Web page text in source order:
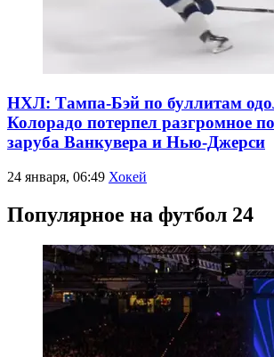
НХЛ: Тампа-Бэй по буллитам
Колорадо потерпел разгромное
заруба Ванкувера и Нью-Джерси
24 января, 06:49 Хокей
Популярное на футбол 24